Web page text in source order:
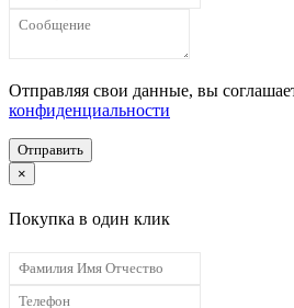
Отправляя свои данные, вы
конфиденциальности
Отправить
×
Покупка в один клик